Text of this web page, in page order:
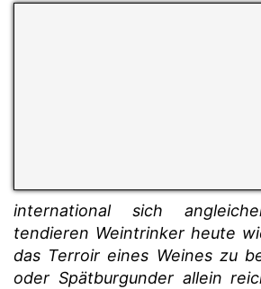
international sich
tendieren Weintrinker heute
das Terroir eines Weines zu
oder Spätburgunder allein